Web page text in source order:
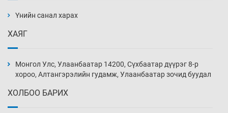
нэмэгджээ
Уржигдар 13 цаг 30 мин
Үнийн санал харах
ХАЯГ
Монгол Улс, Улаанбаатар 14200, Сүхбаатар дүүрэг 8-р
хороо, Алтангэрэлийн гудамж, Улаанбаатар зочид буудал
ХОЛБОО БАРИХ